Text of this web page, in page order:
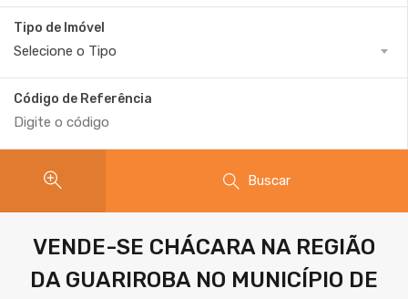
Tipo de Imóvel
Selecione o Tipo
Código de Referência
Buscar
VENDE-SE CHÁCARA NA REGIÃO
DA GUARIROBA NO MUNICÍPIO DE